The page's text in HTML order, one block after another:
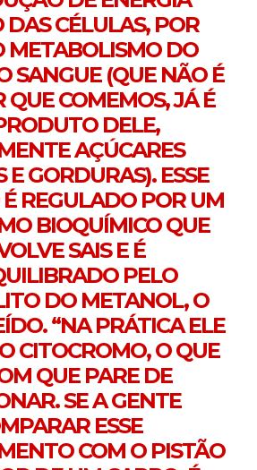
CÉLULAS, POR
METABOLISMO DO
SANGUE (QUE NÃO É
QUE COMEMOS, JÁ É
DELE,
AÇÚCARES
E GORDURAS). ESSE
É REGULADO POR UM
BIOQUÍMICO QUE
SAIS E É
PELO
DO METANOL, O
“NA PRÁTICA ELE
CITOCROMO, O QUE
QUE PARE DE
SE A GENTE
ESSE
COM O PISTÃO